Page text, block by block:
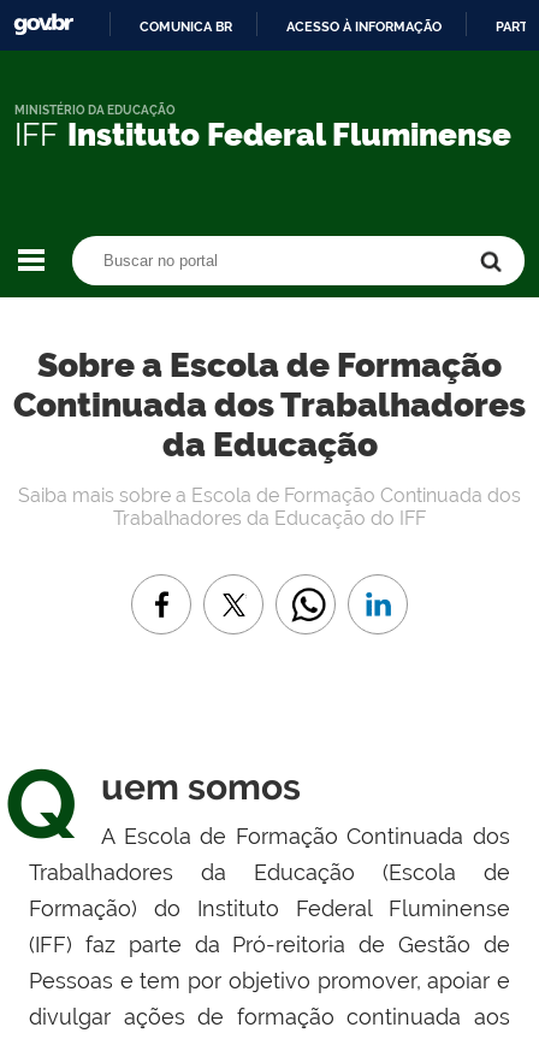
CONTEÚDO
COMUNICA BR ACESSO À INFORMAÇÃO
IFF Instituto Federal Fluminense
MINISTÉRIO DA EDUCAÇÃO
Sobre a Escola de Formação
Continuada dos Trabalhadores
da Educação
Saiba mais sobre a Escola de Formação Continuada dos
Trabalhadores da Educação do IFF
Q uem somos
A Escola de Formação Continuada dos
Trabalhadores da Educação (Escola de
Formação) do Instituto Federal Fluminense
(IFF) faz parte da Pró-reitoria de Gestão de
Pessoas e tem por objetivo promover, apoiar e
divulgar ações de formação continuada aos